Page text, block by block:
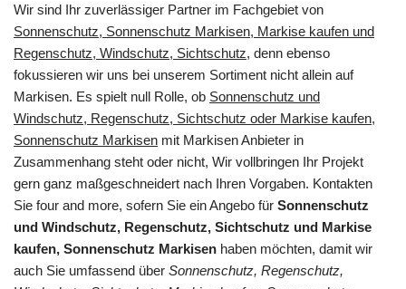
Wir sind Ihr zuverlässiger Partner im Fachgebiet von
Sonnenschutz, Sonnenschutz Markisen, Markise kaufen und
Regenschutz, Windschutz, Sichtschutz, denn ebenso
fokussieren wir uns bei unserem Sortiment nicht allein auf
Markisen. Es spielt null Rolle, ob Sonnenschutz und
Windschutz, Regenschutz, Sichtschutz oder Markise kaufen,
Sonnenschutz Markisen mit Markisen Anbieter in
Zusammenhang steht oder nicht, Wir vollbringen Ihr Projekt
gern ganz maßgeschneidert nach Ihren Vorgaben. Kontakten
Sie four and more, sofern Sie ein Angebo für Sonnenschutz
und Windschutz, Regenschutz, Sichtschutz und Markise
kaufen, Sonnenschutz Markisen haben möchten, damit wir
auch Sie umfassend über Sonnenschutz, Regenschutz,